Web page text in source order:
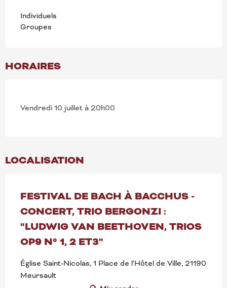
Individuels
Groupes
HORAIRES
Vendredi 10 juillet à 20h00
LOCALISATION
FESTIVAL DE BACH À BACCHUS -
CONCERT, TRIO BERGONZI :
"LUDWIG VAN BEETHOVEN, TRIOS
OP9 N° 1, 2 ET3"
Église Saint-Nicolas, 1 Place de l'Hôtel de Ville, 21190
Meursault